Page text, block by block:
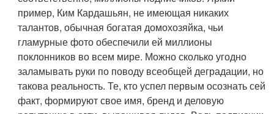
пример, Ким Кардашьян, не имеющая никаких
талантов, обычная богатая домохозяйка, чьи
гламурные фото обеспечили ей миллионы
поклонников во всем мире. Можно сколько угодно
заламывать руки по поводу всеобщей деградации, но
такова реальность. Те, кто успел первым осознать сей
факт, формируют свое имя, бренд и деловую